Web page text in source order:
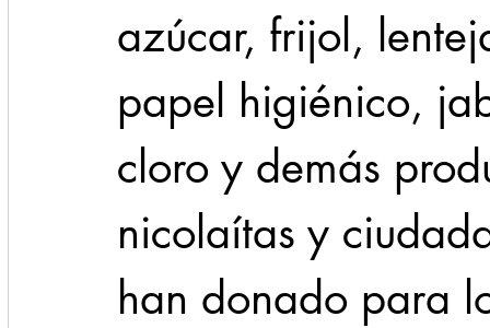
azúcar, frijol,
papel higiénico,
cloro y demás
nicolaítas y
han donado para